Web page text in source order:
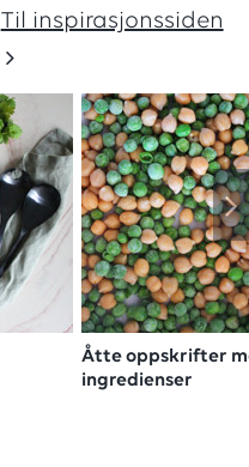
Til inspirasjonssiden
Åtte oppskrifter
ingredienser